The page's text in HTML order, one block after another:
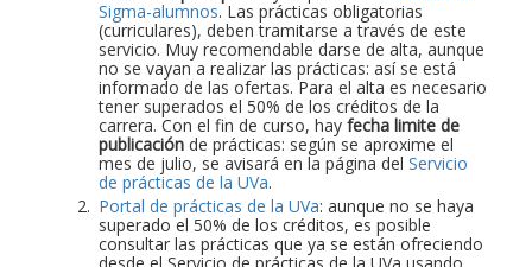
Sigma-alumnos. Las prácticas obligatorias
(curriculares), deben tramitarse a través de este
servicio. Muy recomendable darse de alta, aunque
no se vayan a realizar las prácticas: así se está
informado de las ofertas. Para el alta es necesario
tener superados el 50% de los créditos de la
carrera. Con el fin de curso, hay fecha limite de
publicación de prácticas: según se aproxime el
mes de julio, se avisará en la página del Servicio
de prácticas de la UVa.
Portal de prácticas de la UVa: aunque no se haya
superado el 50% de los créditos, es posible
consultar las prácticas que ya se están ofreciendo